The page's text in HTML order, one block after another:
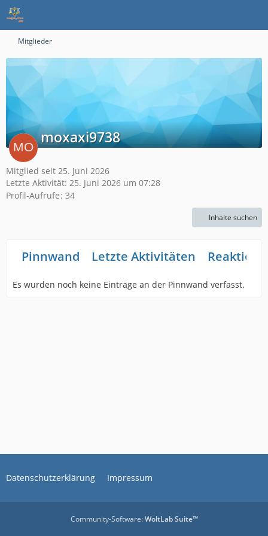
Mitglieder
moxaxi9738
Mitglied seit 25. Juni 2026
Letzte Aktivität: 25. Juni 2026 um 07:28
Profil-Aufrufe 34
Inhalte suchen
Pinnwand Letzte Aktivitäten
Es wurden noch keine Einträge an der Pinnwand verfasst.
Datenschutzerklärung Impressum
Community-Software:WoltLab Suite™